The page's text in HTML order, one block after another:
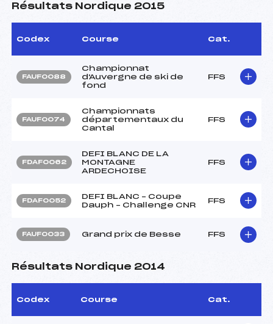
Résultats Nordique 2015
Codex Course Cat.
FAUF0088
Championnat
d'Auvergne de ski de
fond
FFS
FAUF0074
Championnats
départementaux du
Cantal
FFS
FDAF0062
DEFI BLANC DE LA
MONTAGNE
ARDECHOISE
FFS
FDAF0052
DEFI BLANC – Coupe
Dauph – Challenge CNR
FFS
FAUF0033 Grand prix de Besse FFS
Résultats Nordique 2014
Codex Course Cat.